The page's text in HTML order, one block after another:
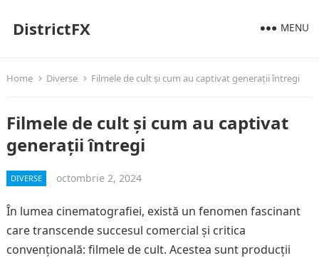
DistrictFX MENU
Home Diverse Filmele de cult și cum au captivat generații întregi
Filmele de cult și cum au captivat
generații întregi
DIVERSE octombrie 2, 2024
În lumea cinematografiei, există un fenomen fascinant
care transcende succesul comercial și critica
convențională: filmele de cult. Acestea sunt producții